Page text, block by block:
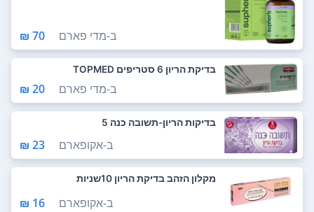
ב-מדי פארם 70 ₪
בדיקת הריון 6 סטריפים TOPMED
ב-מדי פארם 20 ₪
בדיקות הריון-תשובה כנה 5
ב-אקופארם 23 ₪
מקלון הזהב בדיקת הריון 10שניות
ב-אקופארם 16 ₪